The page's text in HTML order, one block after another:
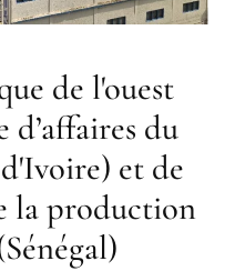
de l'ouest
d’affaires du
et de
la production